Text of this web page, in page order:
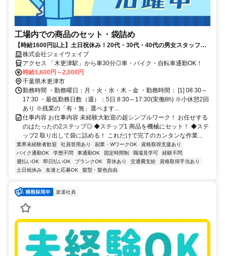
工場内での商品のセット・袋詰め
【時給1600円以上】土日祝休み！20代・30代・40代の男女スタッフ活
躍中！未経験OKのかんたん作業！
株式会社ジェイウェイブ
アクセス 「木更津駅」から車30分◎車・バイク・自転車通勤OK！
時給1,600円～2,000円
千葉県木更津市
勤務時間 ・勤務曜日：月・火・水・木・金 ・勤務時間： [1] 08:30～
17:30 ・最低勤務日数（週）：5日 8:30～17:30(実働8h) ※小休憩2回
あり ※残業の「有・無」選べます...
仕事内容 お仕事内容 未経験大歓迎の超シンプルワーク！ お任せする
のはたったの2ステップ◎ ◆ステップ1 商品を機械にセット！ ◆ステ
ップ2 取り出して袋に詰める！ これだけで完了のカンタンな作業...
業界未経験者歓迎 社員登用あり 副業・WワークOK
資格取得支援あり
バイク通勤OK
学歴不問 車通勤OK 固定時間制 職場見学可
経験不問
週払いOK
即日払いOK ブランクOK 育休あり 交通費支給
資格取得手当あり
土日祝休み
友達と応募OK 髪型・髪色自由
派遣社員